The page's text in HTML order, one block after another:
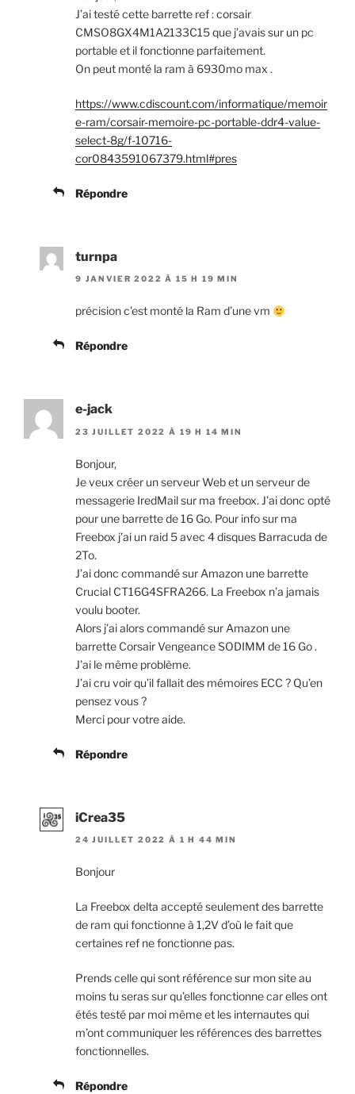
J’ai testé cette barrette ref : corsair
CMSO8GX4M1A2133C15 que j’avais sur un pc
portable et il fonctionne parfaitement.
On peut monté la ram à 6930mo max .
https://www.cdiscount.com/informatique/memoir
e-ram/corsair-memoire-pc-portable-ddr4-value-
select-8g/f-10716-
cor0843591067379.html#pres
Répondre
turnpa
9 JANVIER 2022 À 15 H 19 MIN
précision c’est monté la Ram d’une vm
Répondre
e-jack
23 JUILLET 2022 À 19 H 14 MIN
Bonjour,
Je veux créer un serveur Web et un serveur de
messagerie IredMail sur ma freebox. J’ai donc opté
pour une barrette de 16 Go. Pour info sur ma
Freebox j’ai un raid 5 avec 4 disques Barracuda de
2To.
J’ai donc commandé sur Amazon une barrette
Crucial CT16G4SFRA266. La Freebox n’a jamais
voulu booter.
Alors j’ai alors commandé sur Amazon une
barrette Corsair Vengeance SODIMM de 16 Go .
J’ai le même problème.
J’ai cru voir qu’il fallait des mémoires ECC ? Qu’en
pensez vous ?
Merci pour votre aide.
Répondre
iCrea35
24 JUILLET 2022 À 1 H 44 MIN
Bonjour
La Freebox delta accepté seulement des barrette
de ram qui fonctionne à 1,2V d’où le fait que
certaines ref ne fonctionne pas.
Prends celle qui sont référence sur mon site au
moins tu seras sur qu’elles fonctionne car elles ont
étés testé par moi même et les internautes qui
m’ont communiquer les références des barrettes
fonctionnelles.
Répondre